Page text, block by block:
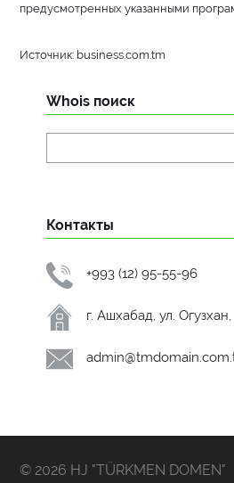
предусмотренных указанными
Источник: business.com.tm
Whois поиск
Контакты
+993 (12) 95-55-96
г. Ашхабад, ул. Огузхан,
© 2026 HJ "TÜRKMEN DOMEN"